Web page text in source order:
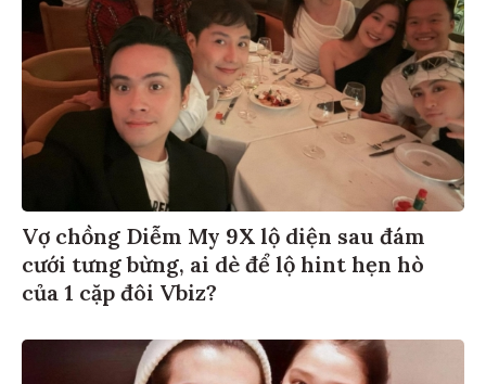
Vợ chồng Diễm My 9X lộ diện sau đám
cưới tưng bừng, ai dè để lộ hint hẹn hò
của 1 cặp đôi Vbiz?